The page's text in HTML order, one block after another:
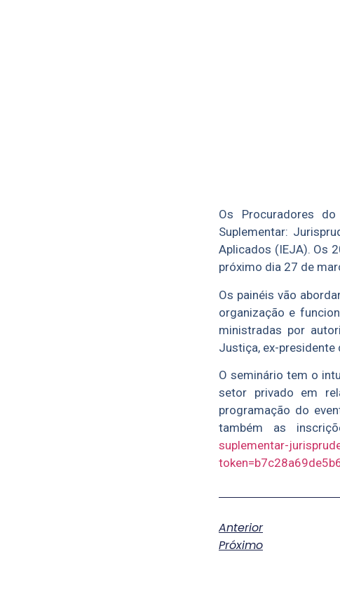
Os Procuradores
Suplementar:
Aplicados (IEJA). Os
próximo dia 27 de
Os painéis vão
organização e
ministradas por
Justiça, ex-presidente
O seminário tem o
setor privado em
programação do
também as
suplementar-
Anterior
Próximo